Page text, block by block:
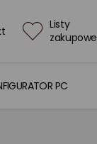
Listy
zakupowe
PC